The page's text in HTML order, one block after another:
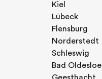
Kiel
Lübeck
Flensburg
Norderstedt
Schleswig
Bad Oldesloe